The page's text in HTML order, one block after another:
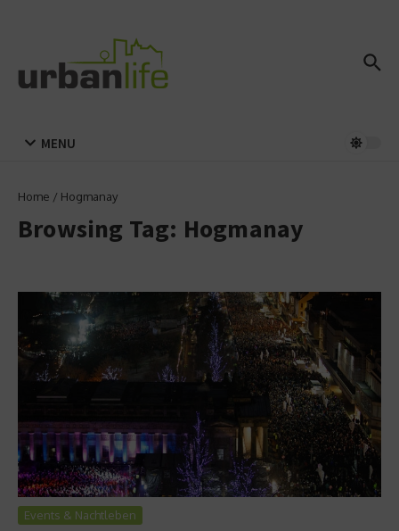
MENU
Home / Hogmanay
Browsing Tag: Hogmanay
Events & Nachtleben